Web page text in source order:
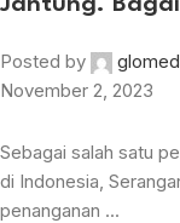
Jantung.
Posted by
November 2, 2023
Sebagai salah satu
di Indonesia,
penanganan ...